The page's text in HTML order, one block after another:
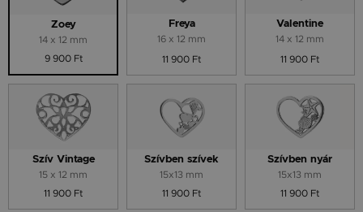
Zoey
14 x 12 mm
9 900 Ft
Freya
16 x 12 mm
11 900 Ft
Valentine
14 x 12 mm
11 900 Ft
Szív Vintage
15 x 12 mm
11 900 Ft
Szívben szívek
15x13 mm
11 900 Ft
Szívben nyár
15x13 mm
11 900 Ft